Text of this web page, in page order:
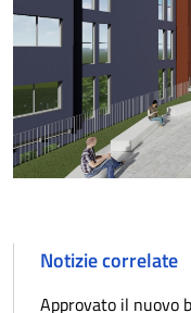
Notizie correlate
Approvato il nuovo